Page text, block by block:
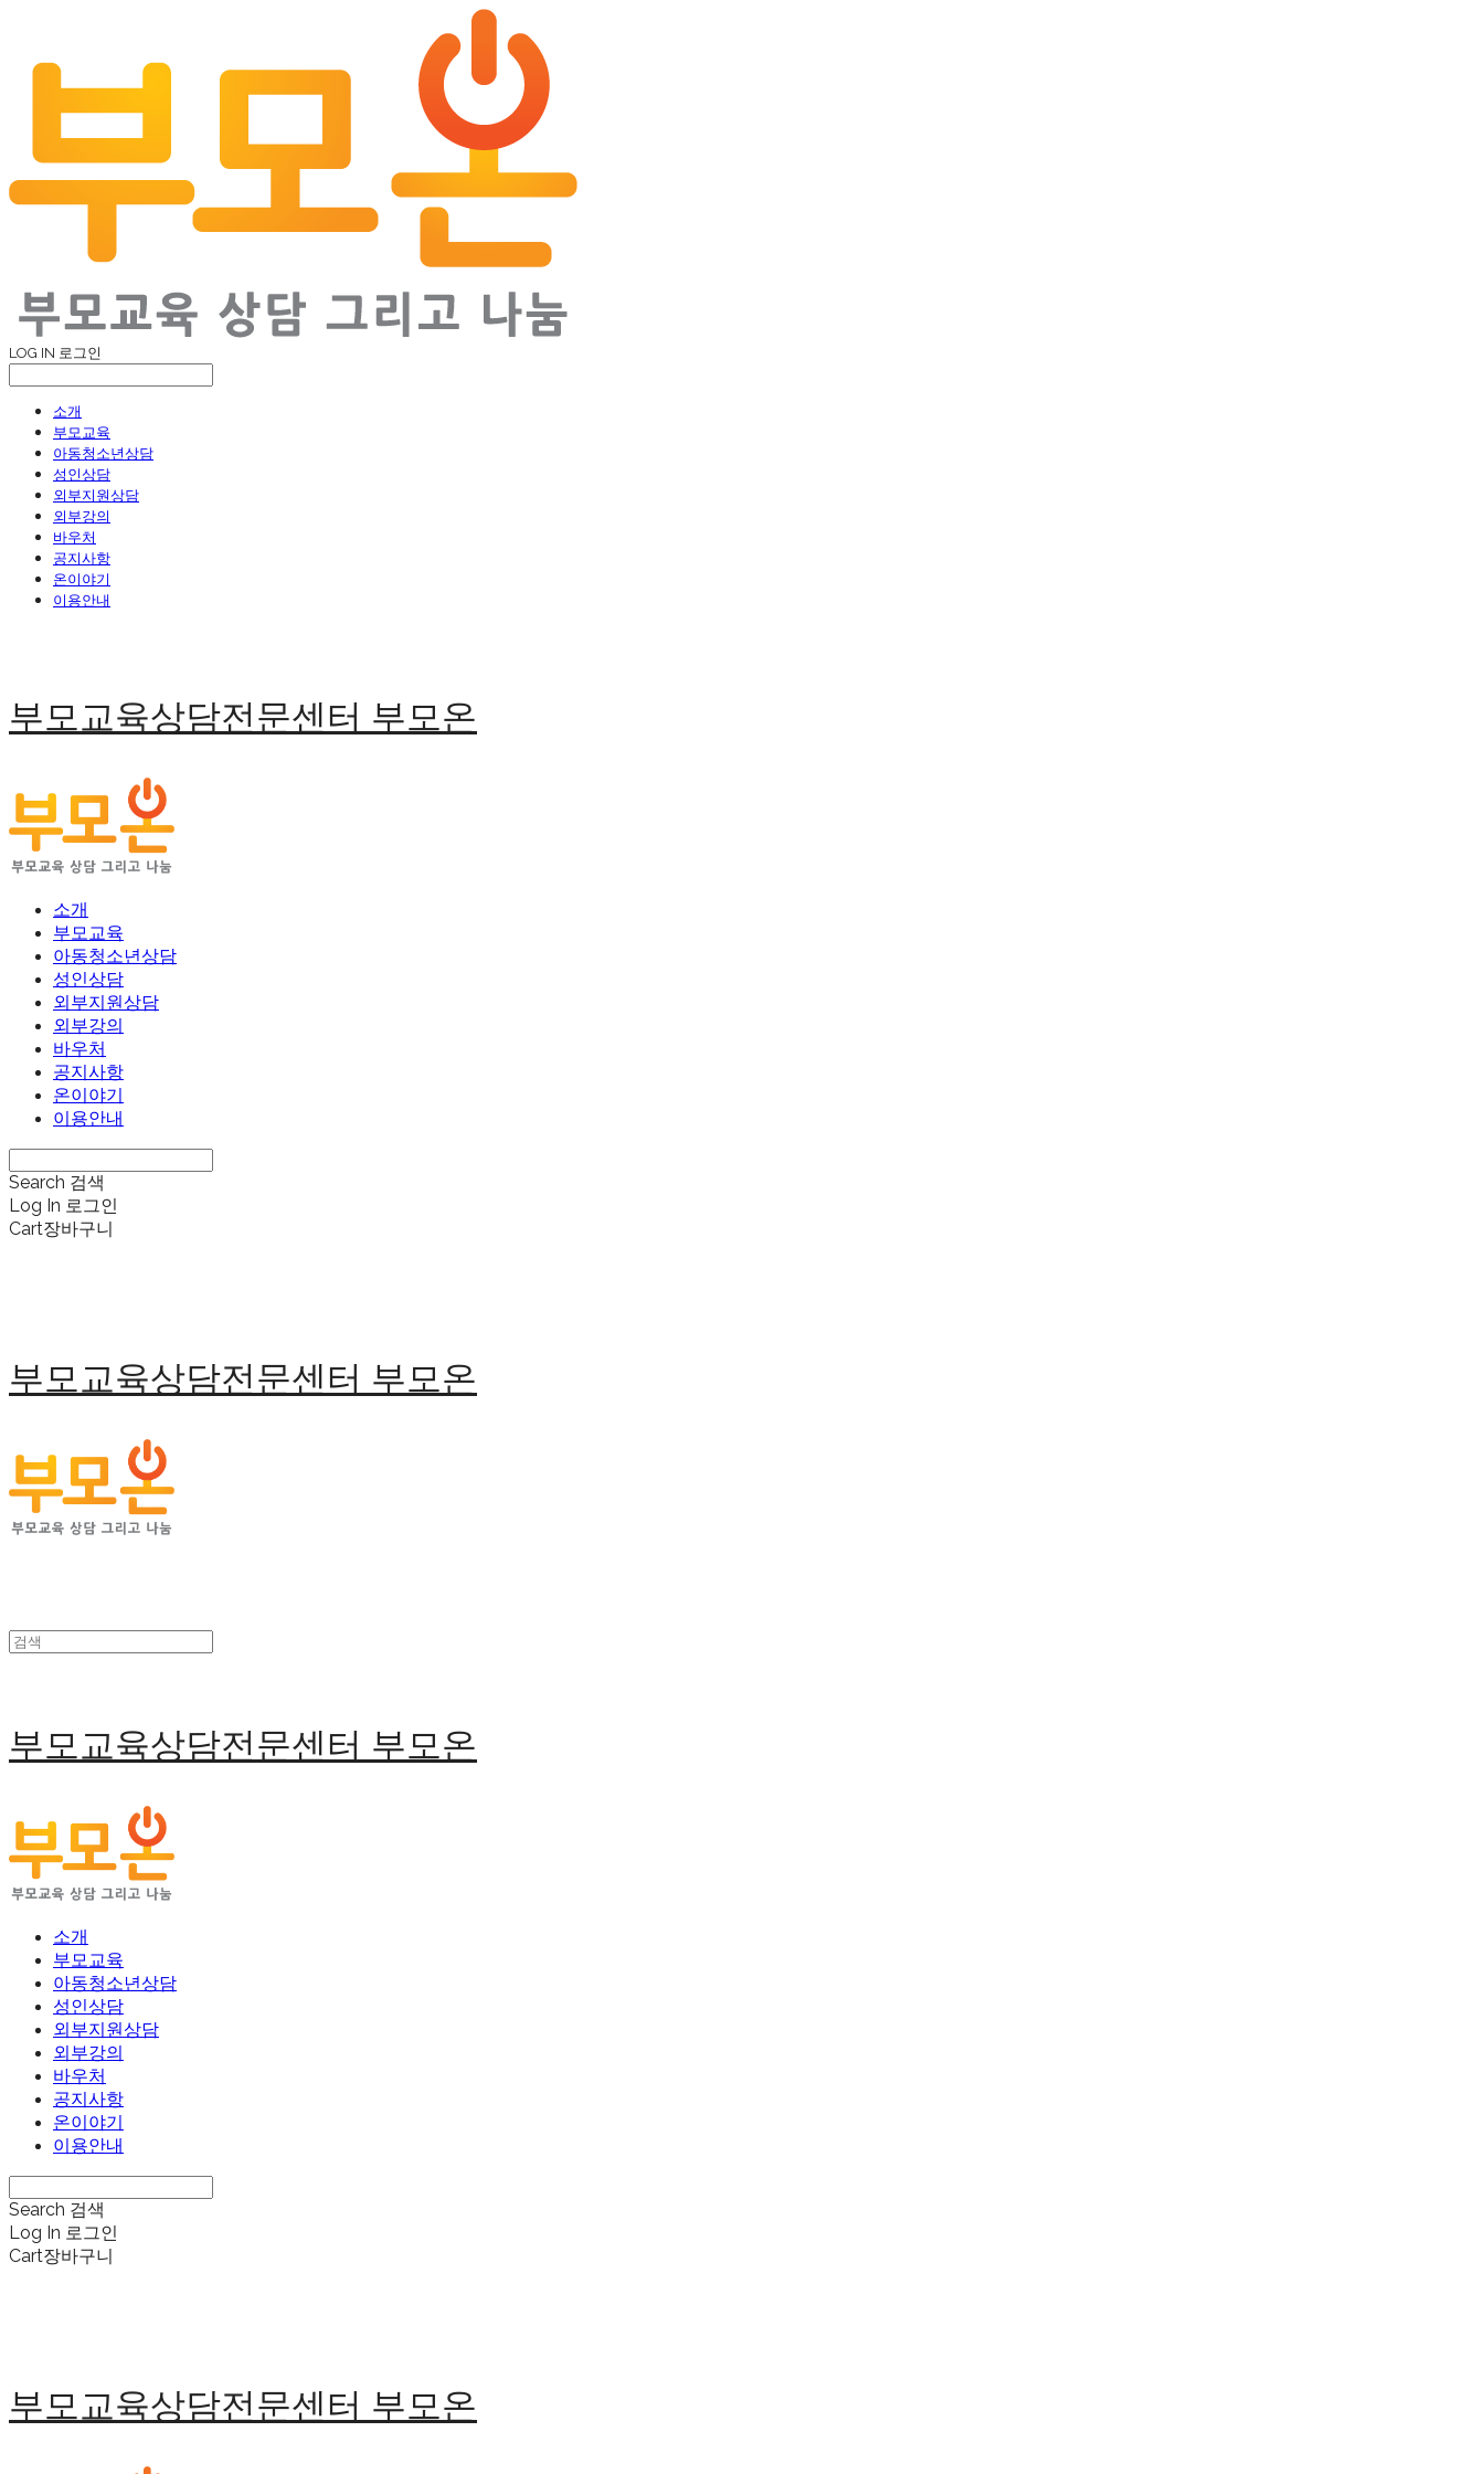
LOG IN 로그인
소개
부모교육
아동청소년상담
성인상담
외부지원상담
외부강의
바우처
공지사항
온이야기
이용안내
부모교육상담전문센터 부모온
소개
부모교육
아동청소년상담
성인상담
외부지원상담
외부강의
바우처
공지사항
온이야기
이용안내
Search 검색
Log In 로그인
Cart장바구니
부모교육상담전문센터 부모온
부모교육상담전문센터 부모온
소개
부모교육
아동청소년상담
성인상담
외부지원상담
외부강의
바우처
공지사항
온이야기
이용안내
Search 검색
Log In 로그인
Cart장바구니
부모교육상담전문센터 부모온